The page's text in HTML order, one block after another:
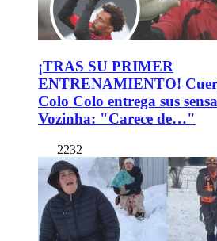
¡TRAS SU PRIMER
ENTRENAMIENTO!
Colo Colo entrega sus
Vozinha: "Carece de…"
2232